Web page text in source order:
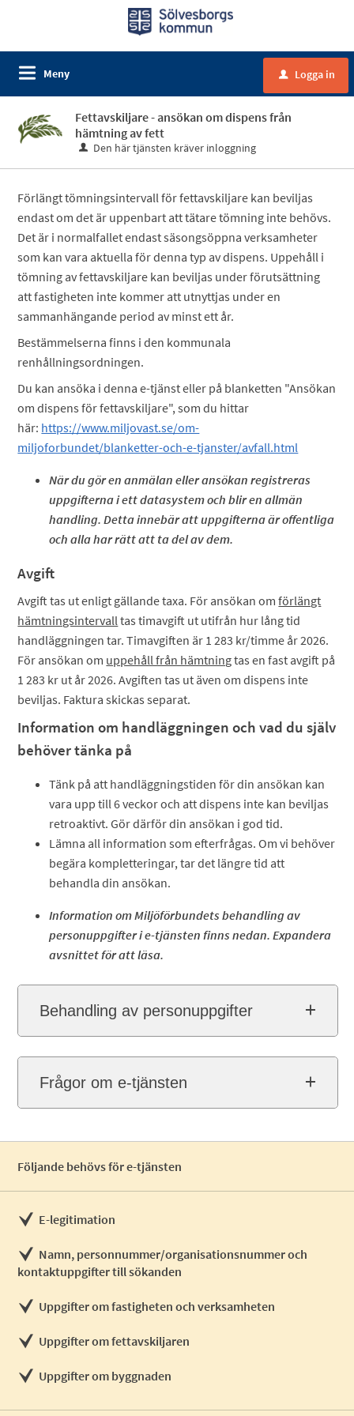
Meny u Logga in
Fettavskiljare - ansökan om dispens från
hämtning av fett
Den här tjänsten kräver inloggning
Förlängt tömningsintervall för fettavskiljare kan beviljas
endast om det är uppenbart att tätare tömning inte behövs.
Det är i normalfallet endast säsongsöppna verksamheter
som kan vara aktuella för denna typ av dispens. Uppehåll i
tömning av fettavskiljare kan beviljas under förutsättning
att fastigheten inte kommer att utnyttjas under en
sammanhängande period av minst ett år.
Bestämmelserna finns i den kommunala
renhållningsordningen.
Du kan ansöka i denna e-tjänst eller på blanketten "Ansökan
om dispens för fettavskiljare", som du hittar
här: https://www.miljovast.se/om-
miljoforbundet/blanketter-och-e-tjanster/avfall.html
När du gör en anmälan eller ansökan registreras
uppgifterna i ett datasystem och blir en allmän
handling. Detta innebär att uppgifterna är offentliga
och alla har rätt att ta del av dem.
Avgift
Avgift tas ut enligt gällande taxa. För ansökan omförlängt
hämtningsintervalltas timavgift ut utifrån hur lång tid
handläggningen tar. Timavgiften är 1 283 kr/timme år 2026.
För ansökan om uppehåll från hämtningtas en fast avgift på
1 283 kr ut år 2026. Avgiften tas ut även om dispens inte
beviljas. Faktura skickas separat.
Information om handläggningen och vad du själv
behöver tänka på
Tänk på att handläggningstiden för din ansökan kan
vara upp till 6 veckor och att dispens inte kan beviljas
retroaktivt. Gör därför din ansökan i god tid.
Lämna all information som efterfrågas. Om vi behöver
begära kompletteringar, tar det längre tid att
behandla din ansökan.
Information om Miljöförbundets behandling av
personuppgifter i e-tjänsten finns nedan. Expandera
avsnittet för att läsa.
Behandling av personuppgifter
Frågor om e-tjänsten
Följande behövs för e-tjänsten
E-legitimation
Namn, personnummer/organisationsnummer och
kontaktuppgifter till sökanden
Uppgifter om fastigheten och verksamheten
Uppgifter om fettavskiljaren
Uppgifter om byggnaden